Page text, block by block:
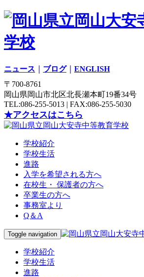
ニュース ブログ｜ ENGLISH
〒700-8761
岡山県岡山市北区北長瀬本町19番34号
TEL:086-255-5013 | FAX:086-255-5030
★アクセスはこちら
学校紹介
学校生活
進路
入学を希望される方へ
在校生・ 保護者の方へ
卒業生の方へ
事務室より
Q＆A
Toggle navigation
学校紹介
学校生活
進路